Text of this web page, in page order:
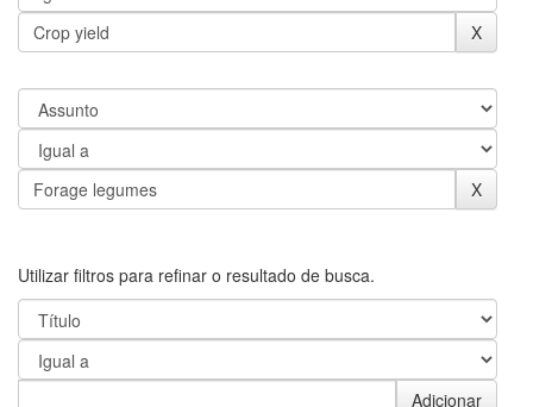
Utilizar filtros para refinar o resultado de busca.